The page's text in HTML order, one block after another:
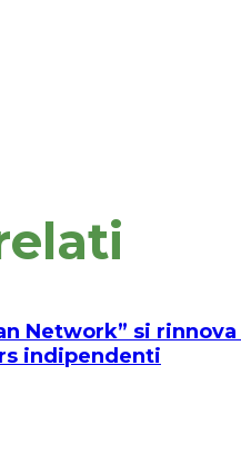
Network” si
indipendenti